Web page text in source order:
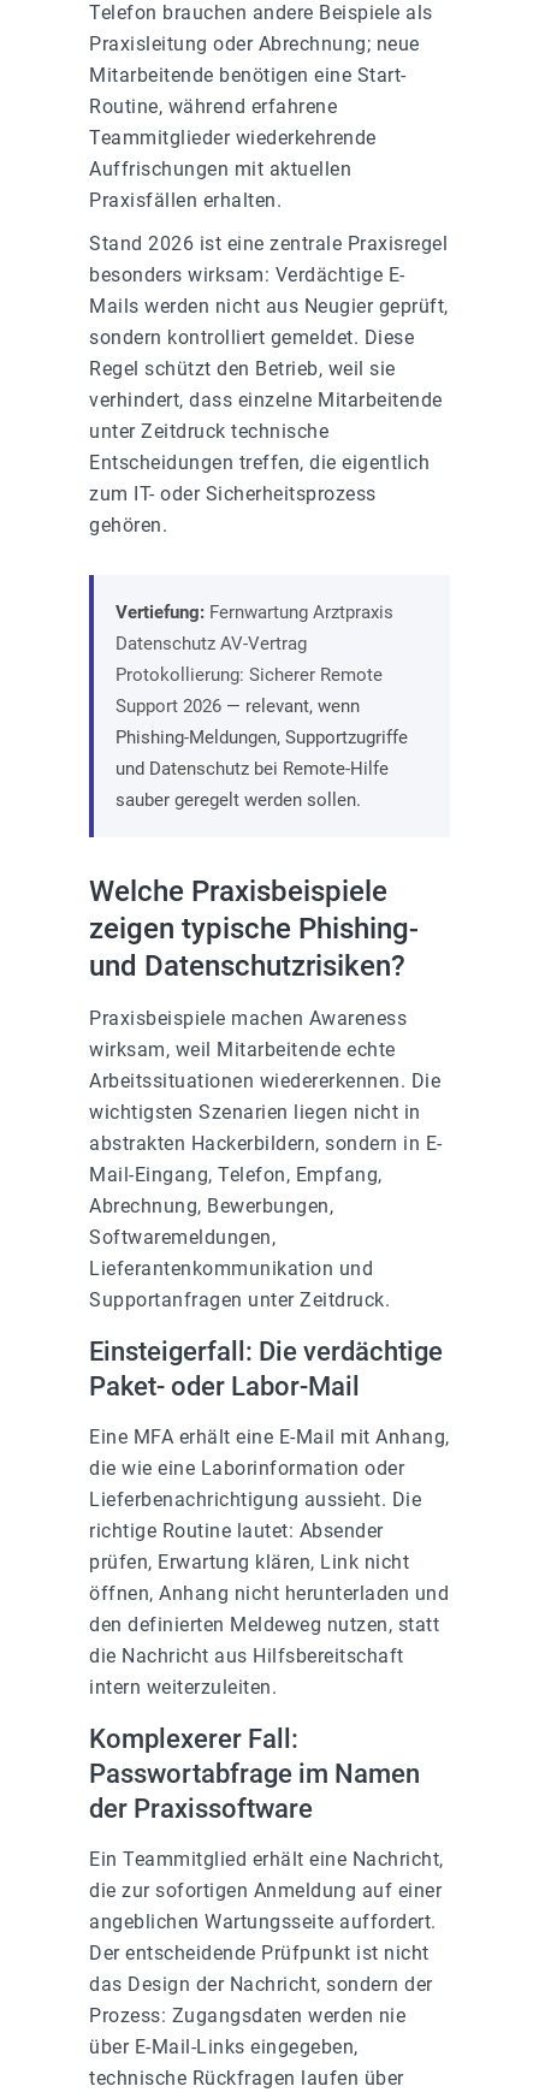
Telefon brauchen andere Beispiele als
Praxisleitung oder Abrechnung; neue
Mitarbeitende benötigen eine Start-
Routine, während erfahrene
Teammitglieder wiederkehrende
Auffrischungen mit aktuellen
Praxisfällen erhalten.
Stand 2026 ist eine zentrale Praxisregel
besonders wirksam: Verdächtige E-
Mails werden nicht aus Neugier geprüft,
sondern kontrolliert gemeldet. Diese
Regel schützt den Betrieb, weil sie
verhindert, dass einzelne Mitarbeitende
unter Zeitdruck technische
Entscheidungen treffen, die eigentlich
zum IT- oder Sicherheitsprozess
gehören.
Vertiefung: Fernwartung Arztpraxis
Datenschutz AV-Vertrag
Protokollierung: Sicherer Remote
Support 2026 — relevant, wenn
Phishing-Meldungen, Supportzugriffe
und Datenschutz bei Remote-Hilfe
sauber geregelt werden sollen.
Welche Praxisbeispiele
zeigen typische Phishing-
und Datenschutzrisiken?
Praxisbeispiele machen Awareness
wirksam, weil Mitarbeitende echte
Arbeitssituationen wiedererkennen. Die
wichtigsten Szenarien liegen nicht in
abstrakten Hackerbildern, sondern in E-
Mail-Eingang, Telefon, Empfang,
Abrechnung, Bewerbungen,
Softwaremeldungen,
Lieferantenkommunikation und
Supportanfragen unter Zeitdruck.
Einsteigerfall: Die verdächtige
Paket- oder Labor-Mail
Eine MFA erhält eine E-Mail mit Anhang,
die wie eine Laborinformation oder
Lieferbenachrichtigung aussieht. Die
richtige Routine lautet: Absender
prüfen, Erwartung klären, Link nicht
öffnen, Anhang nicht herunterladen und
den definierten Meldeweg nutzen, statt
die Nachricht aus Hilfsbereitschaft
intern weiterzuleiten.
Komplexerer Fall:
Passwortabfrage im Namen
der Praxissoftware
Ein Teammitglied erhält eine Nachricht,
die zur sofortigen Anmeldung auf einer
angeblichen Wartungsseite auffordert.
Der entscheidende Prüfpunkt ist nicht
das Design der Nachricht, sondern der
Prozess: Zugangsdaten werden nie
über E-Mail-Links eingegeben,
technische Rückfragen laufen über